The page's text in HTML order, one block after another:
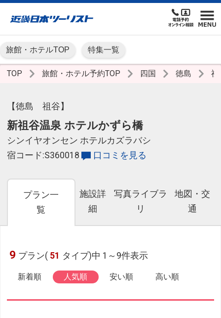
旅館・ホテルTOP 特集一覧
TOP 旅館・ホテル予約TOP 四国 徳島 祖
【徳島 祖谷】
新祖谷温泉 ホテルかずら橋
シンイヤオンセン ホテルカズラバシ
宿コード:S360018
口コミを見る
プラン一
覧
施設詳
細
写真ライブラ
リ
地図・交
通
9 プラン( 51 タイプ)中 1～9件表示
新着順 人気順 安い順 高い順